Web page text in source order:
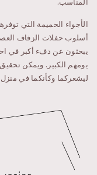
المناسب.
الأجواء الحميمة التي
أسلوب حفلات الزفاف
يبحثون عن دفء أكبر في
يومهم الكبير. ويمكن
ليشعركما وكأنكما في